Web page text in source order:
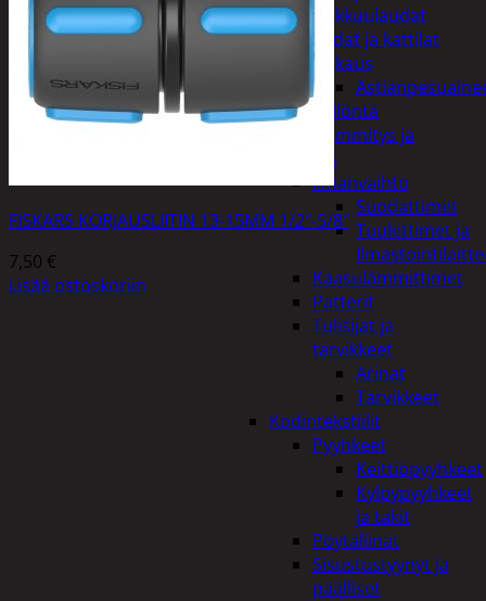
Leikkuulaudat
Padat ja kattilat
Tiskaus
Säilöntä
Kodin lämmitys ja
tuuletus
Ilmanvaihto
Suodattimet
Tuulettimet ja
Kaasulämmittimet
Patterit
Tulisijat ja
tarvikkeet
Arinat
Tarvikkeet
Kodintekstiilit
Pyyhkeet
Keittiöpyyhkeet
Kylpypyyhkeet
ja takit
Pöytäliinat
Sisustustyynyt ja
päälliset
FISKARS KORJAUSLIITIN 13-15MM 1/2″-5/8″
7,50 €
Lisää ostoskoriin